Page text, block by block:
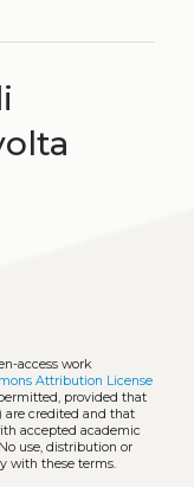
access work
Attribution License
provided that
are credited and that
accepted academic
use, distribution or
with these terms.